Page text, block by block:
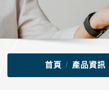
首頁 產品資訊